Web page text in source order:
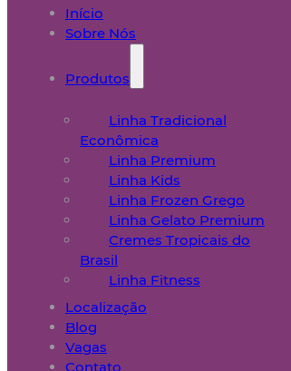
Início
Sobre Nós
Produtos
Linha Tradicional
Econômica
Linha Premium
Linha Kids
Linha Frozen Grego
Linha Gelato Premium
Cremes Tropicais do
Brasil
Linha Fitness
Localização
Blog
Vagas
Contato